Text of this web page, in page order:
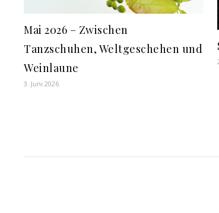
Mai 2026 – Zwischen
Tanzschuhen, Weltgeschehen und
Weinlaune
3. Juni 2026